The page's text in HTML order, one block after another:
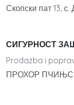
Скопски пат 13,
СИГУРНОСТ
Prodazba i
ПРОХОР